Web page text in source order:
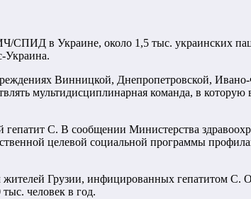
СПИД в Украине, около 1,5 тыс. украинских
Украина.
Винницкой, Днепропетровской,
мультидисциплинарная команда, в которую
С. В сообщении Министерства
целевой социальной программы
Грузии, инфицированных гепатитом С.
человек в год.